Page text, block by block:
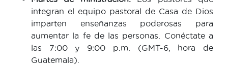
integran el equipo pastoral de Casa de Dios
imparten enseñanzas poderosas para
aumentar la fe de las personas. Conéctate a
las 7:00 y 9:00 p.m. (GMT-6, hora de
Guatemala).